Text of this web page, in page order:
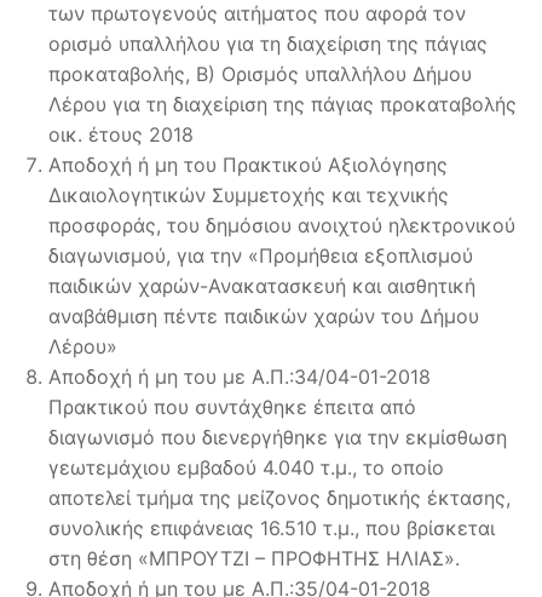
των πρωτογενούς αιτήματος που αφορά τον
ορισμό υπαλλήλου για τη διαχείριση της πάγιας
προκαταβολής, Β) Ορισμός υπαλλήλου Δήμου
Λέρου για τη διαχείριση της πάγιας προκαταβολής
οικ. έτους 2018
Αποδοχή ή μη του Πρακτικού Αξιολόγησης
Δικαιολογητικών Συμμετοχής και τεχνικής
προσφοράς, του δημόσιου ανοιχτού ηλεκτρονικού
διαγωνισμού, για την «Προμήθεια εξοπλισμού
παιδικών χαρών-Ανακατασκευή και αισθητική
αναβάθμιση πέντε παιδικών χαρών του Δήμου
Λέρου»
Αποδοχή ή μη του με Α.Π.:34/04-01-2018
Πρακτικού που συντάχθηκε έπειτα από
διαγωνισμό που διενεργήθηκε για την εκμίσθωση
γεωτεμάχιου εμβαδού 4.040 τ.μ., το οποίο
αποτελεί τμήμα της μείζονος δημοτικής έκτασης,
συνολικής επιφάνειας 16.510 τ.μ., που βρίσκεται
στη θέση «ΜΠΡΟΥΤΖΙ – ΠΡΟΦΗΤΗΣ ΗΛΙΑΣ».
Αποδοχή ή μη του με Α.Π.:35/04-01-2018